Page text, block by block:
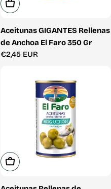
Añadir A La Cesta
Aceitunas GIGANTES Rellenas
de Anchoa El Faro 350 Gr
Precio
€2,45 EUR
Añadir A La Cesta